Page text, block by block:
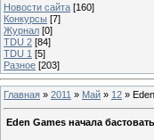
Новости сайта [160]
Конкурсы [7]
Журнал [0]
TDU 2 [84]
TDU 1 [5]
Разное [203]
Главная » 2011 » Май » 12 »
Eden Games начала